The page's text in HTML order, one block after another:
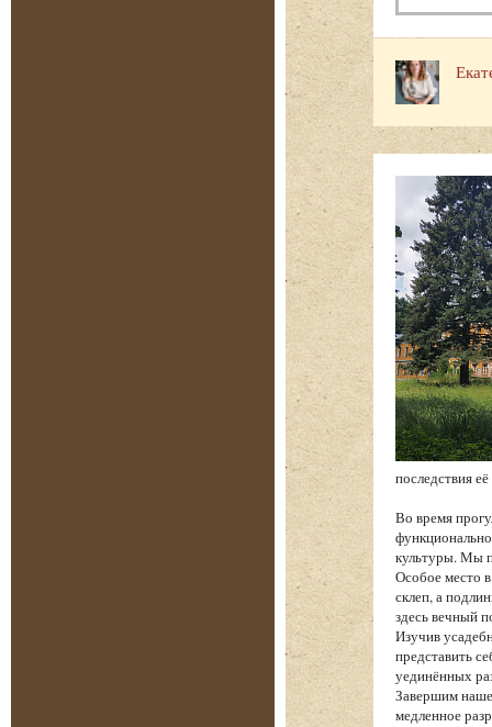
последствия
Во время
культуры. Мы
Особое место
склеп, а
здесь вечный
Изучив
представить
уединённых
Завершим
медленное